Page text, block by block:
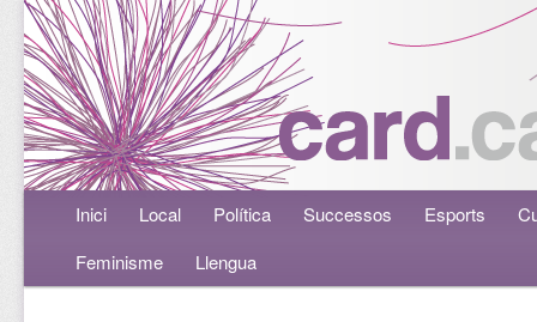
Menú principalAneu al contingut principal
Aneu al contingut secundari
Inici Local Política Successos Esports
Feminisme
Llengua